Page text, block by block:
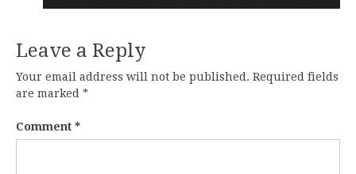
Leave a Reply
Your email address will not be published. Required fields
are marked *
Comment *